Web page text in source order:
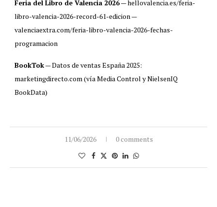
Feria del Libro de Valencia 2026— hellovalencia.es/feria-
libro-valencia-2026-record-61-edicion —
valenciaextra.com/feria-libro-valencia-2026-fechas-
programacion
BookTok— Datos de ventas España 2025:
marketingdirecto.com (vía Media Control y NielsenIQ
BookData)
11/06/2026 0 comments